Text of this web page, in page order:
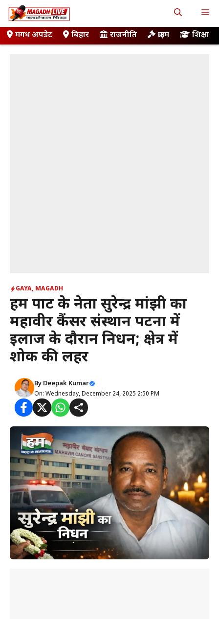
Skip
to
contentमगध अपडेट बिहार राजनीति क्राइम शिक्षा
GAYA, MAGADH
हम पार्टी के नेता सुरेन्द्र मांझी का
महावीर कैंसर संस्थान पटना में
इलाज के दौरान निधन; क्षेत्र में
शोक की लहर
By Deepak Kumar
On: Wednesday, December 24, 2025 2:50 PM